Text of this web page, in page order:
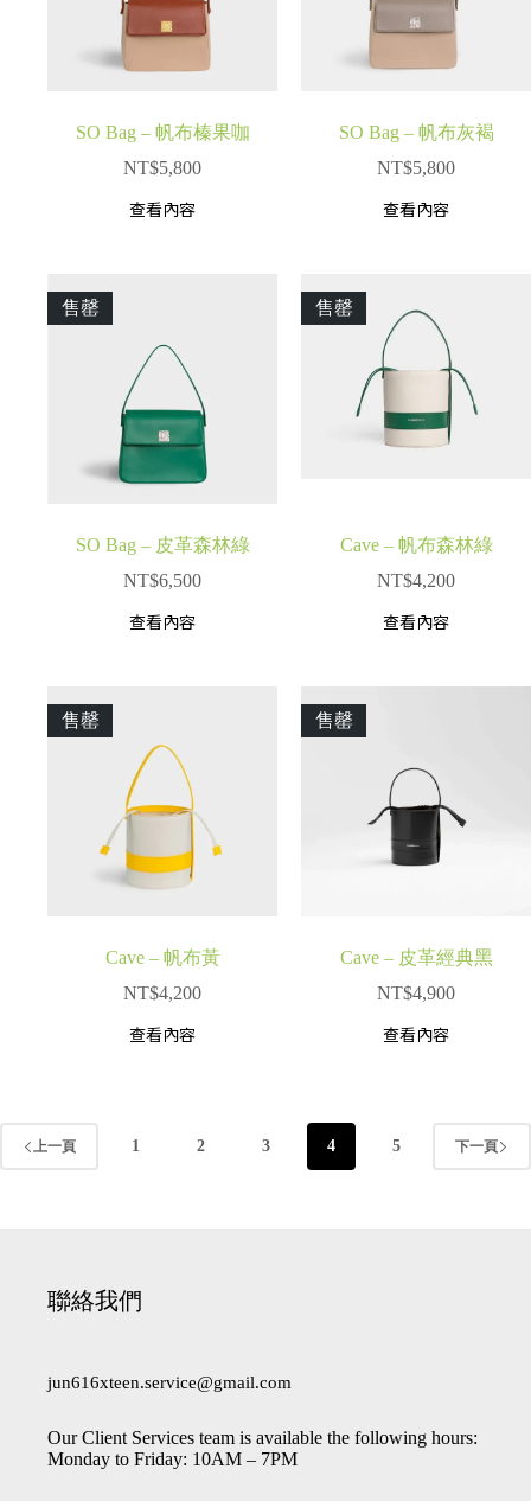
SO Bag – 帆布榛果咖
NT$5,800
查看內容
SO Bag – 帆布灰褐
NT$5,800
查看內容
售罄
SO Bag – 皮革森林綠
NT$6,500
查看內容
售罄
Cave – 帆布森林綠
NT$4,200
查看內容
售罄
Cave – 帆布黃
NT$4,200
查看內容
售罄
Cave – 皮革經典黑
NT$4,900
查看內容
上一頁 1 2 3 4 5 下一頁
聯絡我們
jun616xteen.service@gmail.com
Our Client Services team is available the following hours:
Monday to Friday: 10AM – 7PM